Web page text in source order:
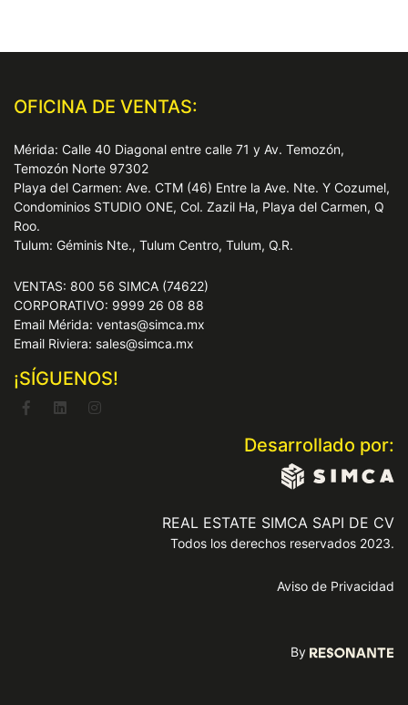
OFICINA DE VENTAS:
Mérida: Calle 40 Diagonal entre calle 71 y Av. Temozón,
Temozón Norte 97302
Playa del Carmen: Ave. CTM (46) Entre la Ave. Nte. Y Cozumel,
Condominios STUDIO ONE, Col. Zazil Ha, Playa del Carmen, Q
Roo.
Tulum: Géminis Nte., Tulum Centro, Tulum, Q.R.
VENTAS: 800 56 SIMCA (74622)
CORPORATIVO: 9999 26 08 88
Email Mérida: ventas@simca.mx
Email Riviera: sales@simca.mx
¡SÍGUENOS!
Desarrollado por:
REAL ESTATE SIMCA SAPI DE CV
Todos los derechos reservados 2023.
Aviso de Privacidad
By